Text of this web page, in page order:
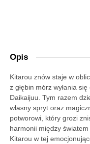
Opis
Kitarou znów staje w
z głębin mórz wyłania
Daikaijuu. Tym razem
własny spryt oraz
potworowi, który grozi
harmonii między
Kitarou w tej